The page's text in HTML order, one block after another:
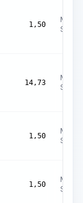
1,50
Std.
14,73
Std.
1,50
Std.
1,50
Std.